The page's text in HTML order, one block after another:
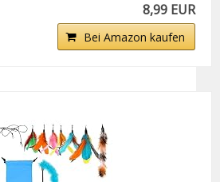
8,99 EUR
Bei Amazon kaufen